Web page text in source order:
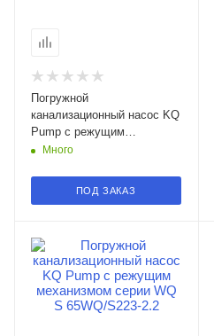
Погружной
канализационный насос KQ
Pump с режущим
механизмом серии WQ S
Много
ПОД ЗАКАЗ